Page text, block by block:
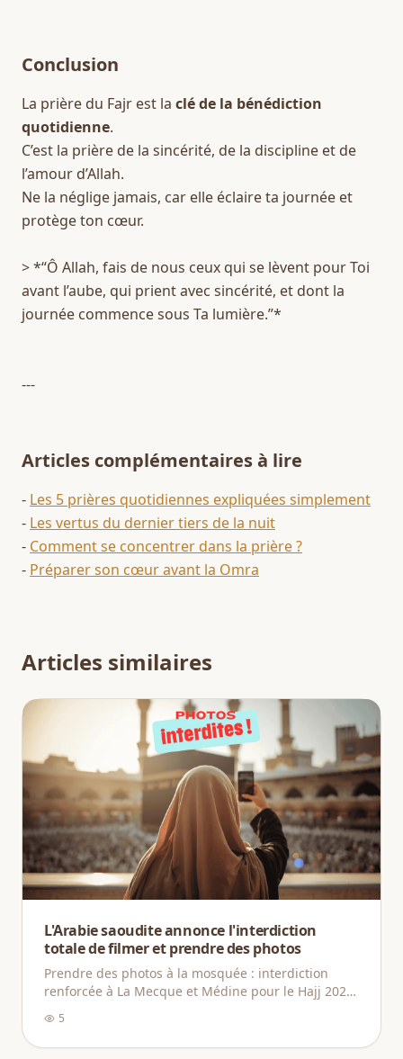
Conclusion
La prière du Fajr est la clé de la bénédiction
quotidienne.
C’est la prière de la sincérité, de la discipline et de
l’amour d’Allah.
Ne la néglige jamais, car elle éclaire ta journée et
protège ton cœur.
> *“Ô Allah, fais de nous ceux qui se lèvent pour Toi
avant l’aube, qui prient avec sincérité, et dont la
journée commence sous Ta lumière.”*
---
Articles complémentaires à lire
- Les 5 prières quotidiennes expliquées simplement
- Les vertus du dernier tiers de la nuit
- Comment se concentrer dans la prière ?
- Préparer son cœur avant la Omra
Articles similaires
L'Arabie saoudite annonce l'interdiction
totale de filmer et prendre des photos
Prendre des photos à la mosquée : interdiction
renforcée à La Mecque et Médine pour le Hajj 2026,
5